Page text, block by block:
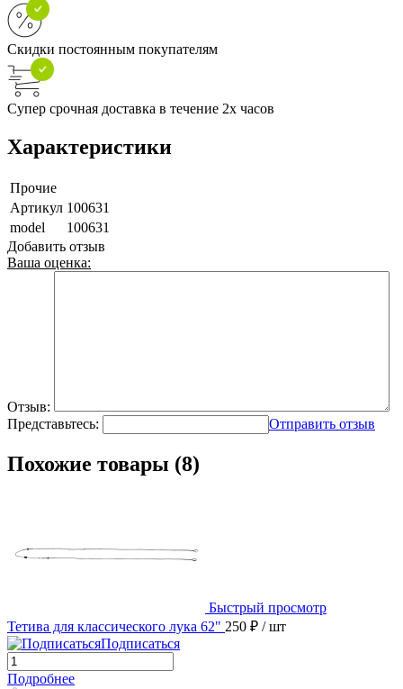
Скидки постоянным покупателям
Супер срочная доставка в течение 2х часов
Характеристики
Прочие
Артикул 100631
model
100631
Добавить отзыв
Ваша оценка:
Отзыв:
Представьтесь:
Отправить отзыв
Похожие товары (8)
Быстрый просмотр
Тетива для классического лука 62" 250 ₽ / шт
Подписаться
Подробнее